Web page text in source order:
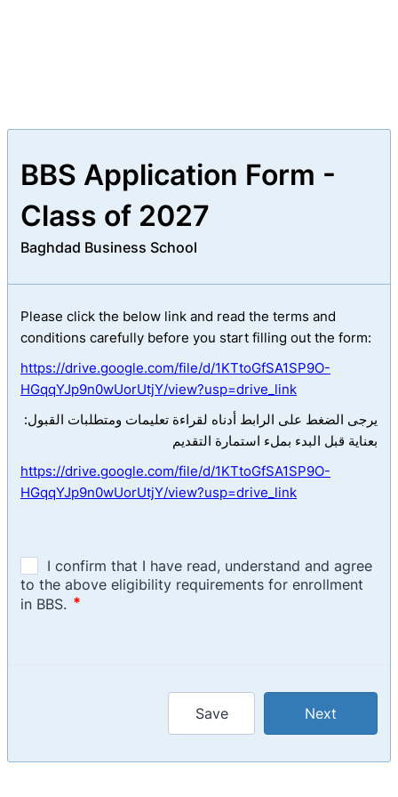
BBS Application Form -
Class of 2027
Baghdad Business School
Please click the below link and read the terms and
conditions carefully before you start filling out the form:
https://drive.google.com/file/d/1KTtoGfSA1SP9O-
HGqqYJp9n0wUorUtjY/view?usp=drive_link
:يرجى الضغط على الرابط أدناه لقراءة تعليمات ومتطلبات القبول
بعناية قبل البدء بملء استمارة التقديم
https://drive.google.com/file/d/1KTtoGfSA1SP9O-
HGqqYJp9n0wUorUtjY/view?usp=drive_link
Next
Save